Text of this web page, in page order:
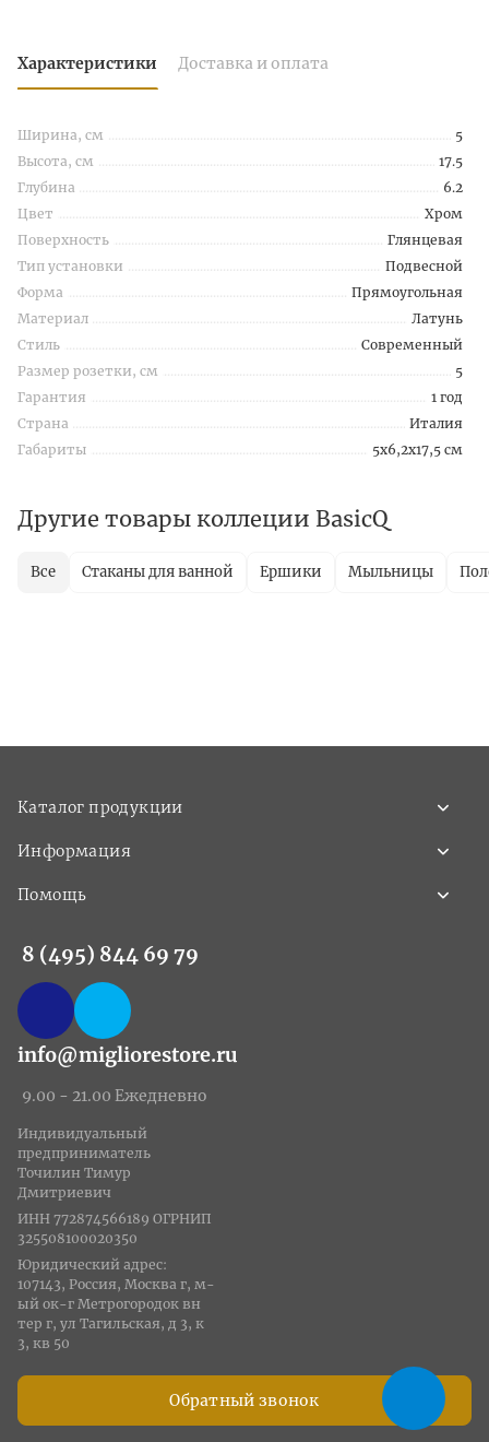
Характеристики Доставка и оплата
Ширина, см
5
Высота, см
17.5
Глубина
6.2
Цвет
Хром
Поверхность
Глянцевая
Тип установки
Подвесной
Форма
Прямоугольная
Материал
Латунь
Стиль
Современный
Размер розетки, см
5
Гарантия
1 год
Страна
Италия
Габариты
5x6,2x17,5 см
Другие товары коллеции BasicQ
Все Стаканы для ванной Ершики Мыльницы
Каталог продукции
Информация
Помощь
8 (495) 844 69 79
info@migliorestore.ru
9.00 - 21.00 Ежедневно
Обратный звонок
Индивидуальный
предприниматель
Точилин Тимур
Дмитриевич
ИНН 772874566189 ОГРНИП
325508100020350
Юридический адрес:
107143, Россия, Москва г, м-
ый ок-г Метрогородок вн
тер г, ул Тагильская, д 3, к
3, кв 50